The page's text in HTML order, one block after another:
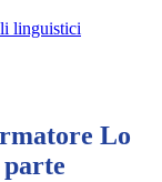
linguistici
Lo